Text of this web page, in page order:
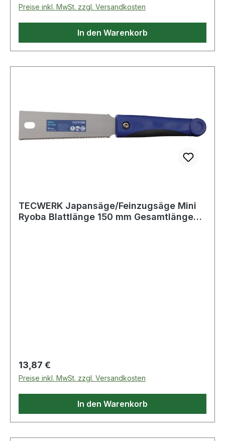
Preise inkl. MwSt. zzgl. Versandkosten
In den Warenkorb
TECWERK Japansäge/Feinzugsäge Mini
Ryoba Blattlänge 150 mm Gesamtlänge
Regulärer Preis:
13,87 €
Preise inkl. MwSt. zzgl. Versandkosten
In den Warenkorb